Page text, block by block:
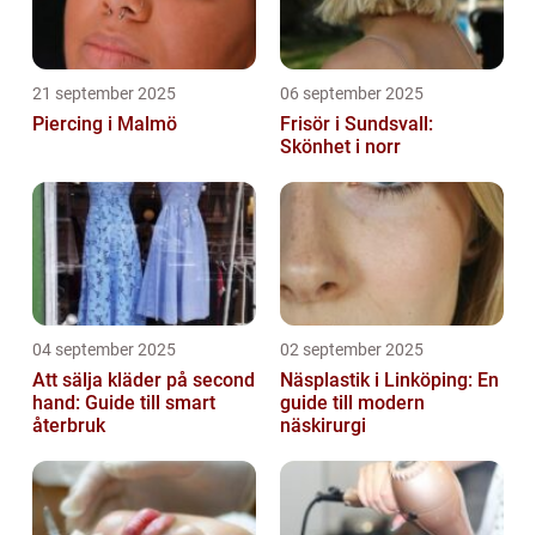
21 september 2025
Piercing i Malmö
06 september 2025
Frisör i Sundsvall:
Skönhet i norr
04 september 2025
Att sälja kläder på second
hand: Guide till smart
återbruk
02 september 2025
Näsplastik i Linköping: En
guide till modern
näskirurgi